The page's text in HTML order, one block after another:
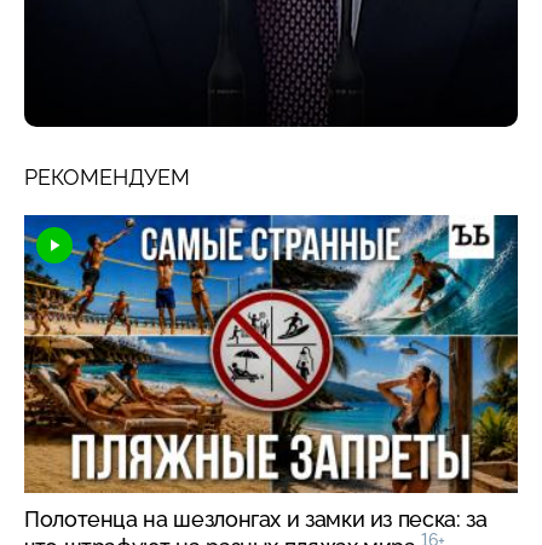
РЕКОМЕНДУЕМ
Полотенца на шезлонгах и замки из песка: за
16+